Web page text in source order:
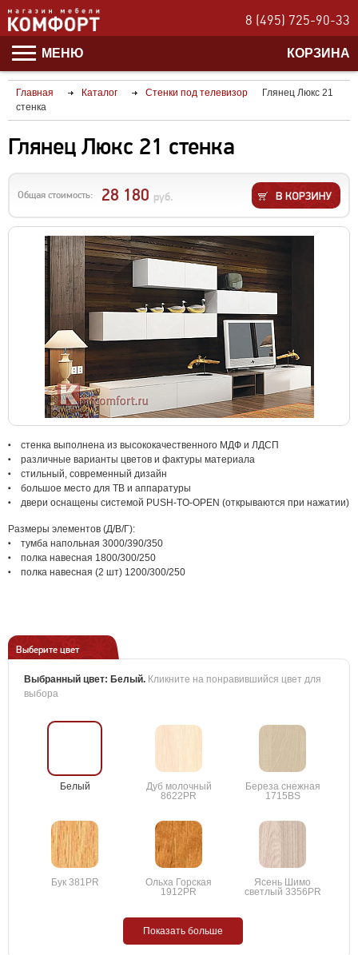
8 (495) 725-90-33
МЕНЮ КОРЗИНА
Главная Каталог Стенки под телевизор
Глянец Люкс 21
стенка
Глянец Люкс 21 стенка
Общая стоимость: 28 180 руб.
стенка выполнена из высококачественного МДФ и ЛДСП
различные варианты цветов и фактуры материала
стильный, современный дизайн
большое место для ТВ и аппаратуры
двери оснащены системой PUSH-TO-OPEN (открываются при нажатии)
Размеры элементов (Д/В/Г):
тумба напольная 3000/390/350
полка навесная 1800/300/250
полка навесная (2 шт) 1200/300/250
Выберите цвет
Выбранный цвет: Белый. Кликните на понравившийся цвет для
выбора
Белый
Дуб молочный
8622PR
Береза снежная
1715BS
Бук 381PR
Ольха Горская
1912PR
Ясень Шимо
светлый 3356PR
Показать больше